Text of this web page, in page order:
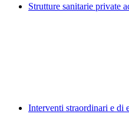
Strutture sanitarie private
Interventi straordinari e di